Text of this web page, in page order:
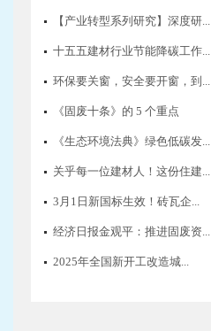
【产业转型系列研究】深度研...
十五五建材行业节能降碳工作...
环保要关窗，安全要开窗，到...
《固废十条》的 5 个重点
《生态环境法典》绿色低碳发...
关乎每一位建材人！这份住建...
3月1日新国标生效！砖瓦企...
经济日报金观平：推进固废资...
2025年全国新开工改造城...